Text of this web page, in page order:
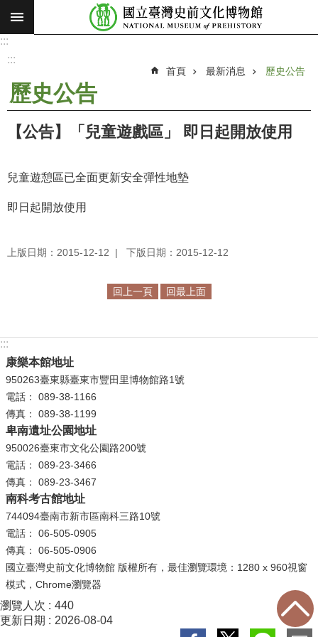
跳到主要內容區塊
搜
願
景
使
最
新
習
探
索
認
識
我
們
便
民
服
務
性
別
平
:::
:::
首頁 最新消息 歷史公告
歷史公告
【公告】「兒童遊戲區」 即日起開放使用
兒童遊憩區已全面更新安全彈性地墊
即日起開放使用
上版日期：2015-12-12 下版日期：2015-12-12
回上一頁 回最上面
:::
康樂本館地址
950263臺東縣臺東市豐田里博物館路1號
電話： 089-38-1166
傳真： 089-38-1199
卑南遺址公園地址
950026臺東市文化公園路200號
電話： 089-23-3466
傳真： 089-23-3467
南科考古館地址
744094臺南市新市區南科三路10號
電話： 06-505-0905
傳真： 06-505-0906
國立臺灣史前文化博物館 版權所有，最佳瀏覽環境：1280 x 960視窗
模式，Chrome瀏覽器
瀏覽人次
440
更新日期
2026-08-04